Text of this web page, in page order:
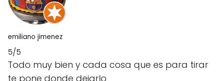
emiliano jimenez
5/5
Todo muy bien y cada cosa que es para tirar
te pone donde dejarlo